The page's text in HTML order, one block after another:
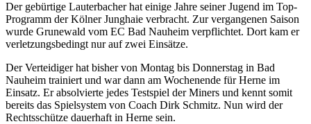
Der gebürtige Lauterbacher hat einige Jahre seiner Jugend im Top-
Programm der Kölner Junghaie verbracht. Zur vergangenen Saison
wurde Grunewald vom EC Bad Nauheim verpflichtet. Dort kam er
verletzungsbedingt nur auf zwei Einsätze.
Der Verteidiger hat bisher von Montag bis Donnerstag in Bad
Nauheim trainiert und war dann am Wochenende für Herne im
Einsatz. Er absolvierte jedes Testspiel der Miners und kennt somit
bereits das Spielsystem von Coach Dirk Schmitz. Nun wird der
Rechtsschütze dauerhaft in Herne sein.